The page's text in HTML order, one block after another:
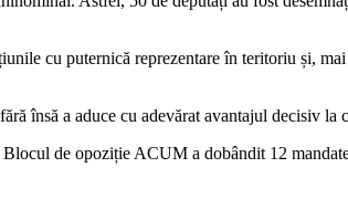
cu puternică reprezentare în teritoriu și,
însă a aduce cu adevărat avantajul decisiv la
de opoziție ACUM a dobândit 12